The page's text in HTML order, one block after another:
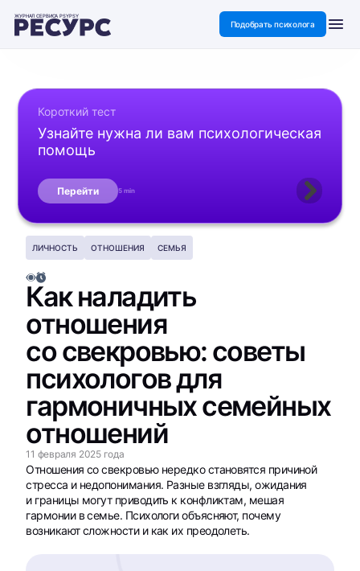
ЖУРНАЛ СЕРВИСА PSYPSY
Подобрать психолога
Короткий тест
Узнайте нужна ли вам психологическая
помощь
Перейти 5 min
ЛИЧНОСТЬ ОТНОШЕНИЯ СЕМЬЯ
Как наладить
отношения
со свекровью: советы
психологов для
гармоничных семейных
отношений
11 февраля 2025 года
Отношения со свекровью нередко становятся причиной
стресса и недопонимания. Разные взгляды, ожидания
и границы могут приводить к конфликтам, мешая
гармонии в семье. Психологи объясняют, почему
возникают сложности и как их преодолеть.